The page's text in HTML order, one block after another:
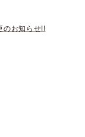
のお知らせ!!